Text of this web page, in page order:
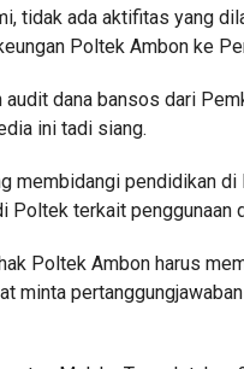
tidak ada aktifitas yang
Poltek Ambon ke
audit dana bansos dari
ini tadi siang.
membidangi pendidikan
Poltek terkait penggunaan
Poltek Ambon harus
minta